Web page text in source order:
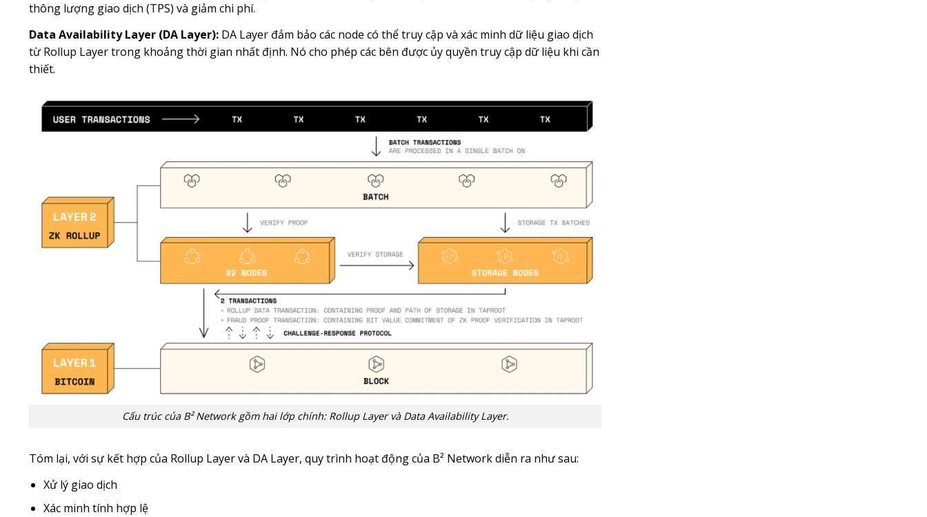
thông lượng giao dịch (TPS) và giảm chi phí.
Data Availability Layer (DA Layer): DA Layer đảm bảo các node có thể truy cập và xác minh dữ liệu giao dịch
từ Rollup Layer trong khoảng thời gian nhất định. Nó cho phép các bên được ủy quyền truy cập dữ liệu khi cần
thiết.
Cấu trúc của B² Network gồm hai lớp chính: Rollup Layer và Data Availability Layer.
Tóm lại, với sự kết hợp của Rollup Layer và DA Layer, quy trình hoạt động của B² Network diễn ra như sau:
Xử lý giao dịch
Xác minh tính hợp lệ